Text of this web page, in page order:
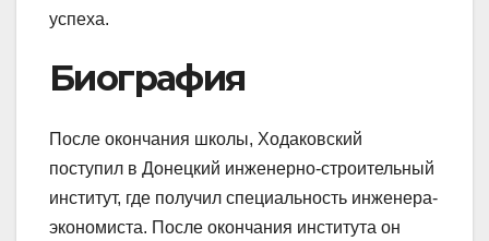
успеха.
Биография
После окончания школы, Ходаковский
поступил в Донецкий инженерно-строительный
институт, где получил специальность инженера-
экономиста. После окончания института он